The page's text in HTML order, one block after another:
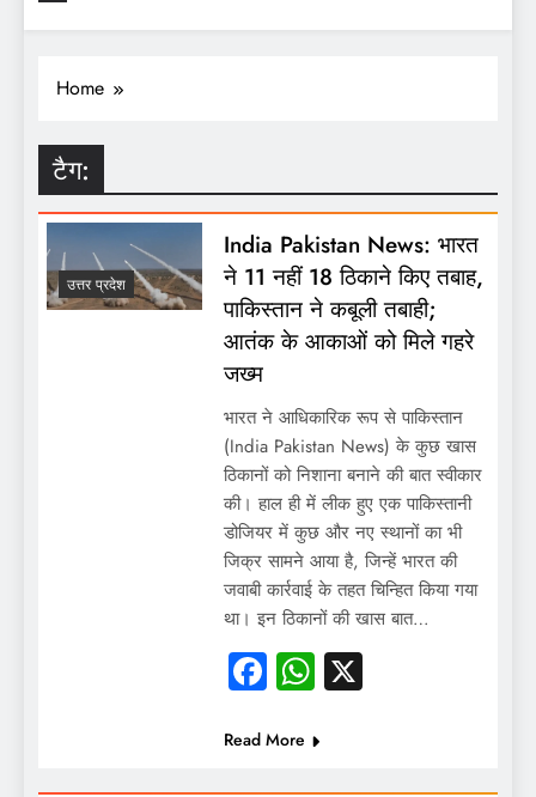
Home
टैग:
उत्तर प्रदेश
India Pakistan News: भारत
ने 11 नहीं 18 ठिकाने किए तबाह,
पाकिस्तान ने कबूली तबाही;
आतंक के आकाओं को मिले गहरे
जख्म
भारत ने आधिकारिक रूप से पाकिस्तान
(India Pakistan News) के कुछ खास
ठिकानों को निशाना बनाने की बात स्वीकार
की। हाल ही में लीक हुए एक पाकिस्तानी
डोजियर में कुछ और नए स्थानों का भी
जिक्र सामने आया है, जिन्हें भारत की
जवाबी कार्रवाई के तहत चिन्हित किया गया
था। इन ठिकानों की खास बात…
Facebook
WhatsApp
X
Read More